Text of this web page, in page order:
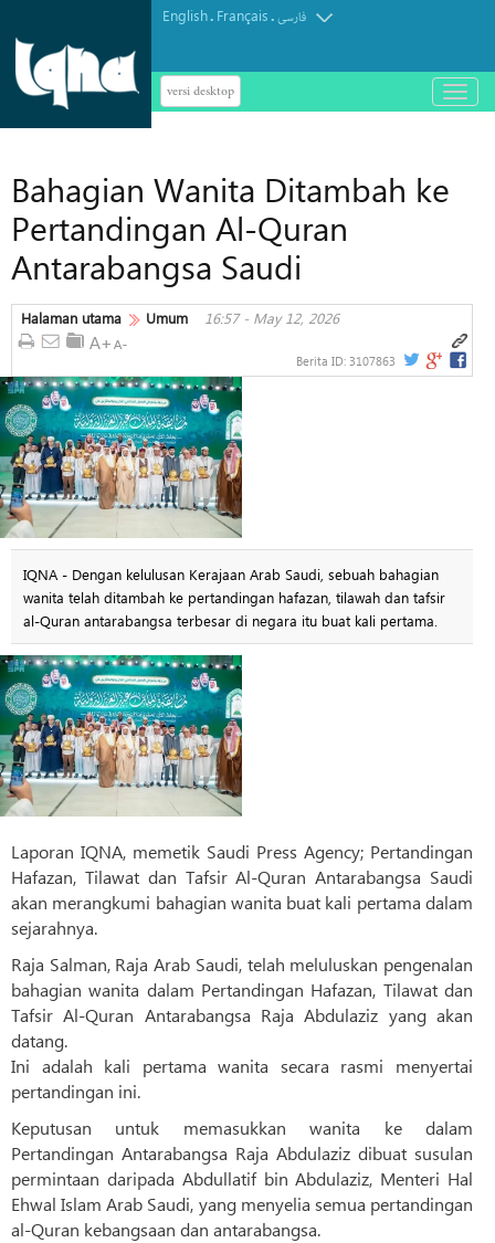
English. Français.فارسی
versi desktop
باز
و
Bahagian Wanita Ditambah ke
Pertandingan Al-Quran
Antarabangsa Saudi
Halaman utama Umum 16:57 - May 12, 2026
Berita ID: 3107863
IQNA - Dengan kelulusan Kerajaan Arab Saudi, sebuah bahagian
wanita telah ditambah ke pertandingan hafazan, tilawah dan tafsir
al-Quran antarabangsa terbesar di negara itu buat kali pertama.
Laporan IQNA, memetik Saudi Press Agency; Pertandingan
Hafazan, Tilawat dan Tafsir Al-Quran Antarabangsa Saudi
akan merangkumi bahagian wanita buat kali pertama dalam
sejarahnya.
Raja Salman, Raja Arab Saudi, telah meluluskan pengenalan
bahagian wanita dalam Pertandingan Hafazan, Tilawat dan
Tafsir Al-Quran Antarabangsa Raja Abdulaziz yang akan
datang.
Ini adalah kali pertama wanita secara rasmi menyertai
pertandingan ini.
Keputusan untuk memasukkan wanita ke dalam
Pertandingan Antarabangsa Raja Abdulaziz dibuat susulan
permintaan daripada Abdullatif bin Abdulaziz, Menteri Hal
Ehwal Islam Arab Saudi, yang menyelia semua pertandingan
al-Quran kebangsaan dan antarabangsa.